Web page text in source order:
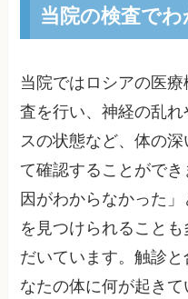
当院の検査で
当院ではロシアの医
査を行い、神経の乱
スの状態など、体の
て確認することがで
因がわからなかった
を見つけられること
だいています。触診
なたの体に何が起き